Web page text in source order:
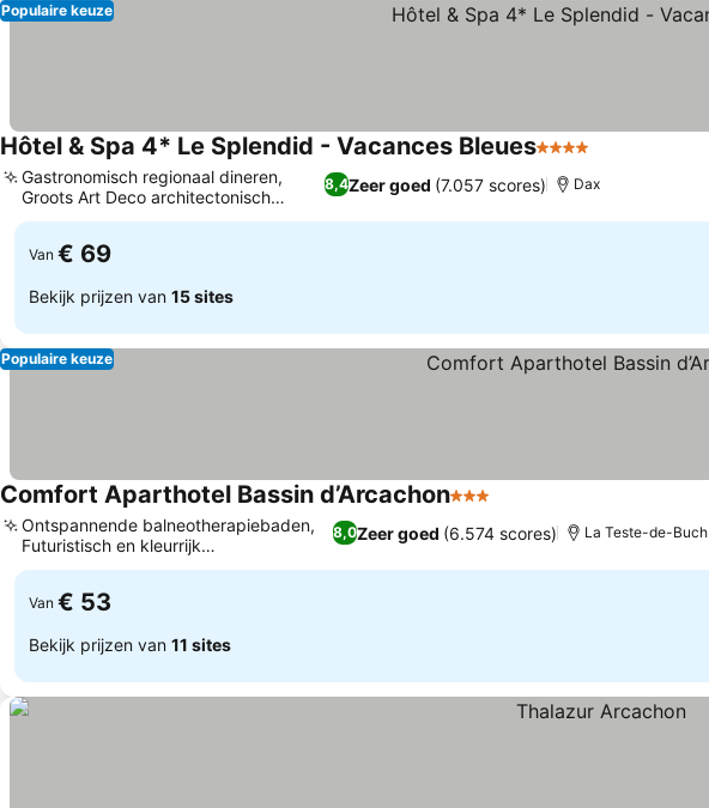
Populaire keuze
Hôtel & Spa 4* Le Splendid - Vacances Bleues4 Sterren
8,4Zeer goed (7.057 scores)
Gastronomisch regionaal dineren,
Groots Art Deco architectonisch
ontwerp
Dax
Van € 69
Bekijk prijzen van 15 sites
Populaire keuze
Comfort Aparthotel Bassin d’Arcachon3 Sterren
8,0Zeer goed (6.574 scores)
Ontspannende balneotherapiebaden,
Futuristisch en kleurrijk
interieurontwerp
La Teste-de-Buch
Van € 53
Bekijk prijzen van 11 sites